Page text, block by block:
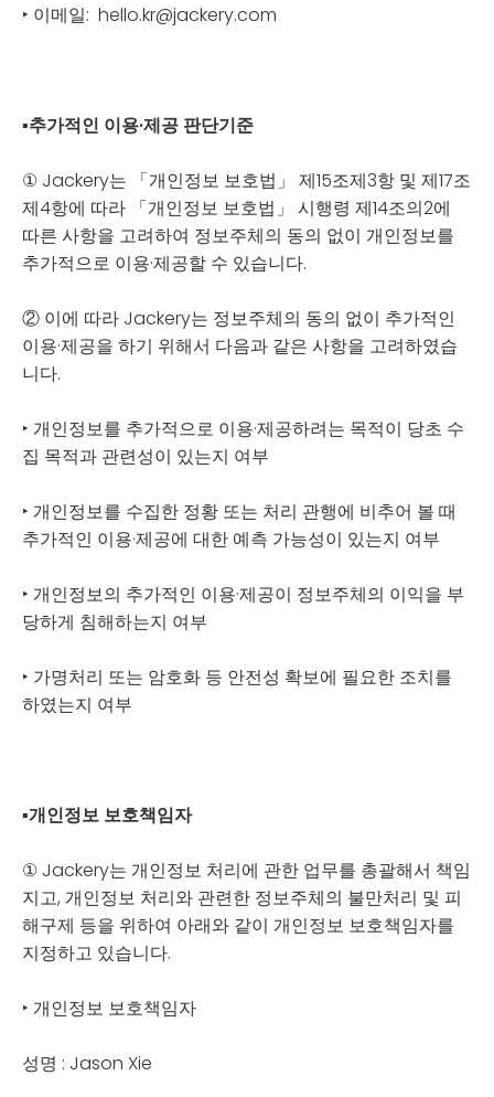
‣ 이메일: hello.kr@jackery.com
▪추가적인 이용·제공 판단기준
① Jackery는 「개인정보 보호법」 제15조제3항 및 제17조
제4항에 따라 「개인정보 보호법」 시행령 제14조의2에
따른 사항을 고려하여 정보주체의 동의 없이 개인정보를
추가적으로 이용·제공할 수 있습니다.
② 이에 따라 Jackery는 정보주체의 동의 없이 추가적인
이용·제공을 하기 위해서 다음과 같은 사항을 고려하였습
니다.
‣ 개인정보를 추가적으로 이용·제공하려는 목적이 당초 수
집 목적과 관련성이 있는지 여부
‣ 개인정보를 수집한 정황 또는 처리 관행에 비추어 볼 때
추가적인 이용·제공에 대한 예측 가능성이 있는지 여부
‣ 개인정보의 추가적인 이용·제공이 정보주체의 이익을 부
당하게 침해하는지 여부
‣ 가명처리 또는 암호화 등 안전성 확보에 필요한 조치를
하였는지 여부
▪개인정보 보호책임자
① Jackery는 개인정보 처리에 관한 업무를 총괄해서 책임
지고, 개인정보 처리와 관련한 정보주체의 불만처리 및 피
해구제 등을 위하여 아래와 같이 개인정보 보호책임자를
지정하고 있습니다.
‣ 개인정보 보호책임자
성명 : Jason Xie